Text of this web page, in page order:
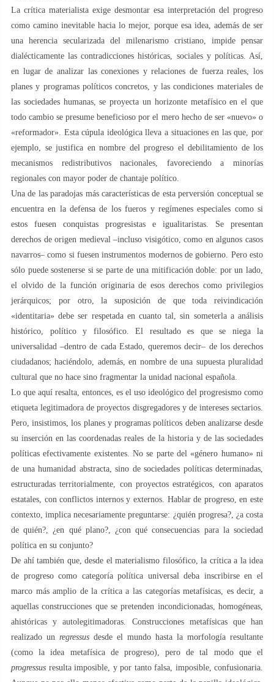
La crítica materialista exige desmontar esa interpretación del progreso
como camino inevitable hacia lo mejor, porque esa idea, además de ser
una herencia secularizada del milenarismo cristiano, impide pensar
dialécticamente las contradicciones históricas, sociales y políticas. Así,
en lugar de analizar las conexiones y relaciones de fuerza reales, los
planes y programas políticos concretos, y las condiciones materiales de
las sociedades humanas, se proyecta un horizonte metafísico en el que
todo cambio se presume beneficioso por el mero hecho de ser «nuevo» o
«reformador». Esta cúpula ideológica lleva a situaciones en las que, por
ejemplo, se justifica en nombre del progreso el debilitamiento de los
mecanismos redistributivos nacionales, favoreciendo a minorías
regionales con mayor poder de chantaje político.
Una de las paradojas más características de esta perversión conceptual se
encuentra en la defensa de los fueros y regímenes especiales como si
estos fuesen conquistas progresistas e igualitaristas. Se presentan
derechos de origen medieval –incluso visigótico, como en algunos casos
navarros– como si fuesen instrumentos modernos de gobierno. Pero esto
sólo puede sostenerse si se parte de una mitificación doble: por un lado,
el olvido de la función originaria de esos derechos como privilegios
jerárquicos; por otro, la suposición de que toda reivindicación
«identitaria» debe ser respetada en cuanto tal, sin someterla a análisis
histórico, político y filosófico. El resultado es que se niega la
universalidad –dentro de cada Estado, queremos decir– de los derechos
ciudadanos; haciéndolo, además, en nombre de una supuesta pluralidad
cultural que no hace sino fragmentar la unidad nacional española.
Lo que aquí resalta, entonces, es el uso ideológico del progresismo como
etiqueta legitimadora de proyectos disgregadores y de intereses sectarios.
Pero, insistimos, los planes y programas políticos deben analizarse desde
su inserción en las coordenadas reales de la historia y de las sociedades
políticas efectivamente existentes. No se parte del «género humano» ni
de una humanidad abstracta, sino de sociedades políticas determinadas,
estructuradas territorialmente, con proyectos estratégicos, con aparatos
estatales, con conflictos internos y externos. Hablar de progreso, en este
contexto, implica necesariamente preguntarse: ¿quién progresa?, ¿a costa
de quién?, ¿en qué plano?, ¿con qué consecuencias para la sociedad
política en su conjunto?
De ahí también que, desde el materialismo filosófico, la crítica a la idea
de progreso como categoría política universal deba inscribirse en el
marco más amplio de la crítica a las categorías metafísicas, es decir, a
aquellas construcciones que se pretenden incondicionadas, homogéneas,
ahistóricas y autolegitimadoras. Construcciones metafísicas que han
realizado un regressus desde el mundo hasta la morfología resultante
(como la idea metafísica de progreso), pero de tal modo que el
progressus resulta imposible, y por tanto falsa, imposible, confusionaria.